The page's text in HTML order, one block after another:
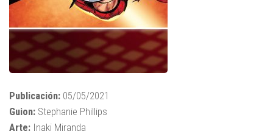
Publicación: 05/05/2021
Guion: Stephanie Phillips
Arte: Inaki Miranda